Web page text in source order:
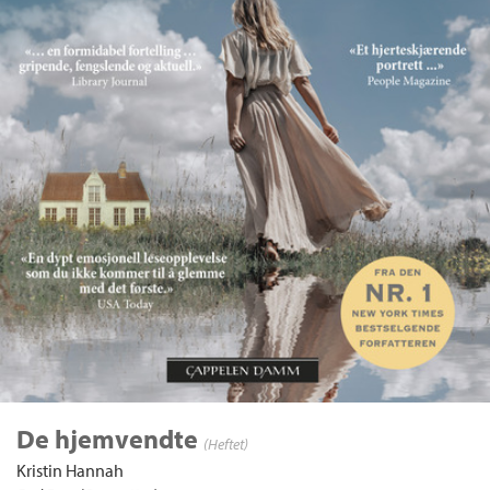
De hjemvendte (Heftet)
Kristin Hannah